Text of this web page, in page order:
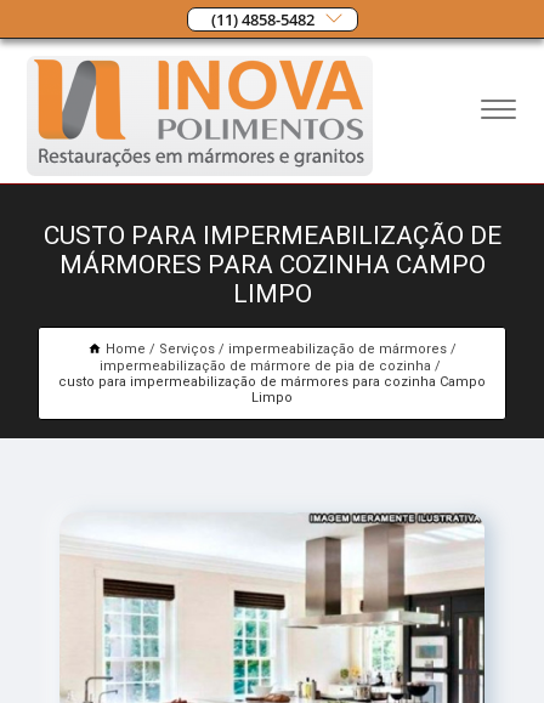
(11) 4858-5482
CUSTO PARA IMPERMEABILIZAÇÃO DE
MÁRMORES PARA COZINHA CAMPO
LIMPO
Home Serviços
impermeabilização de mármores
impermeabilização de mármore de pia de cozinha
custo para impermeabilização de mármores para cozinha Campo
Limpo